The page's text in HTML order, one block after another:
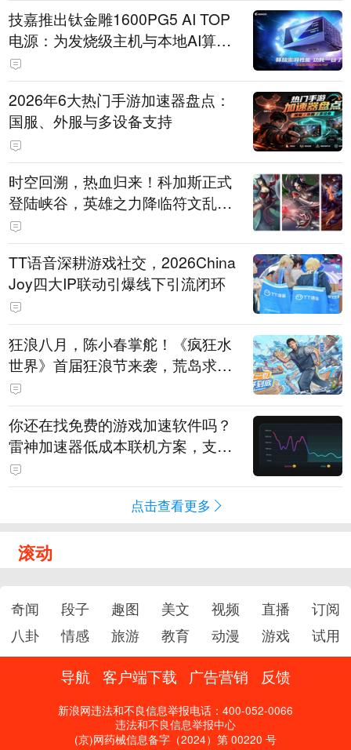
技嘉推出钛金雕1600PG5 AI TOP
电源：为发烧级主机与本地AI算力
打造旗舰供电方案
2026年6大热门手游加速器盘点：
国服、外服与多设备支持
时空回溯，热血归来！科加斯正式
登陆峡谷，英雄之力降临符文乱
斗！
TT语音深耕游戏社交，2026China
Joy四大IP联动引爆线下引流闭环
狂浪八月，陈小春掌舵！《疯狂水
世界》首届狂浪节来袭，荒岛求生
直播即将开启
你还在找免费的游戏加速软件吗？
雷神加速器低成本联机方案，支持
免费试用
点击查看更多
滚动
奇闻 段子 趣图 美文 视频 直播
订阅
八卦
情感 旅游 教育 动漫 游戏 试用
导航 客户端下载 广告营销 反馈
新浪网违法和不良信息举报电话：400-052-0066
违法和不良信息举报中心
(京)网药械信息备字（2024）第 00220 号